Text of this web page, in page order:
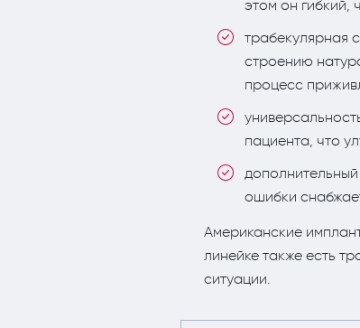
этом он гибкий,
трабекулярная
строению
процесс
пациента, что
ошибки
Американские
линейке также есть
ситуации.